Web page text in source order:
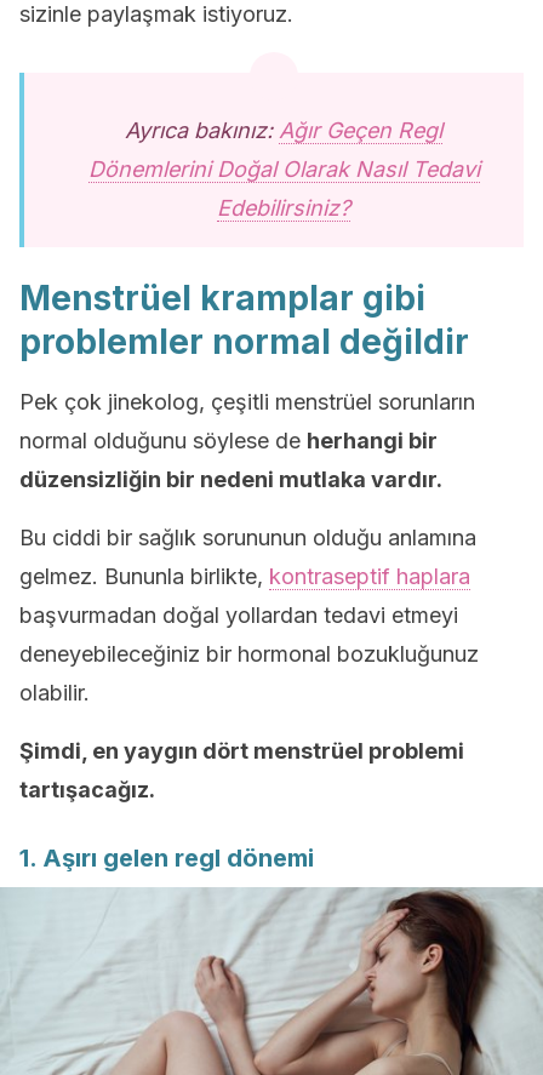
sizinle paylaşmak istiyoruz.
Ayrıca bakınız: Ağır Geçen Regl
Dönemlerini Doğal Olarak Nasıl Tedavi
Edebilirsiniz?
Menstrüel kramplar gibi
problemler normal değildir
Pek çok jinekolog, çeşitli menstrüel sorunların
normal olduğunu söylese de herhangi bir
düzensizliğin bir nedeni mutlaka vardır.
Bu ciddi bir sağlık sorununun olduğu anlamına
gelmez. Bununla birlikte, kontraseptif haplara
başvurmadan doğal yollardan tedavi etmeyi
deneyebileceğiniz bir hormonal bozukluğunuz
olabilir.
Şimdi, en yaygın dört menstrüel problemi
tartışacağız.
1. Aşırı gelen regl dönemi